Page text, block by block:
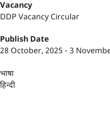
Vacancy
DDP Vacancy Circular
Publish Date
28 October, 2025 - 3
भाषा
हिन्दी